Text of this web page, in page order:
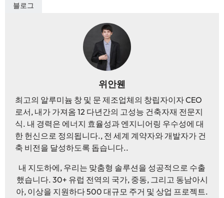
블로그
위안웬
최고의 알루미늄 창 및 문 제조업체의 창립자이자 CEO
로서, 내가 가져옴 12 다년간의 고성능 건축자재 전문지
식. 내 경력은 에너지 효율성과 엔지니어링 우수성에 대
한 헌신으로 정의됩니다., 전 세계 계약자와 개발자가 건
축 비전을 달성하도록 돕습니다..
내 지도하에, 우리는 맞춤형 솔루션을 성공적으로 수출
했습니다. 30+ 유럽 ​​전역의 국가, 중동, 그리고 동남아시
아, 이상을 지원하다 500 대규모 주거 및 상업 프로젝트.